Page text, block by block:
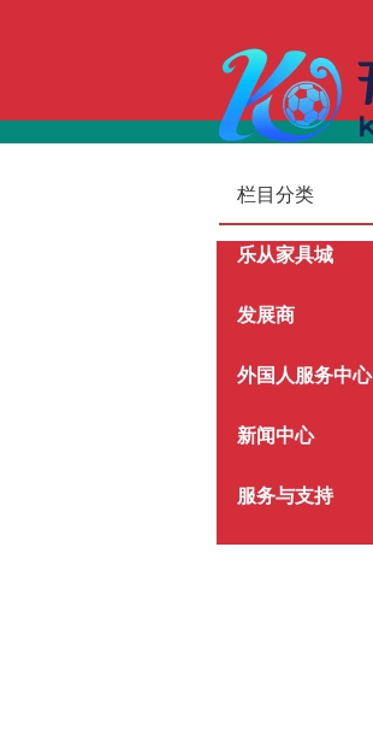
栏目分类
乐从家具城
发展商
外国人服务中心
新闻中心
服务与支持